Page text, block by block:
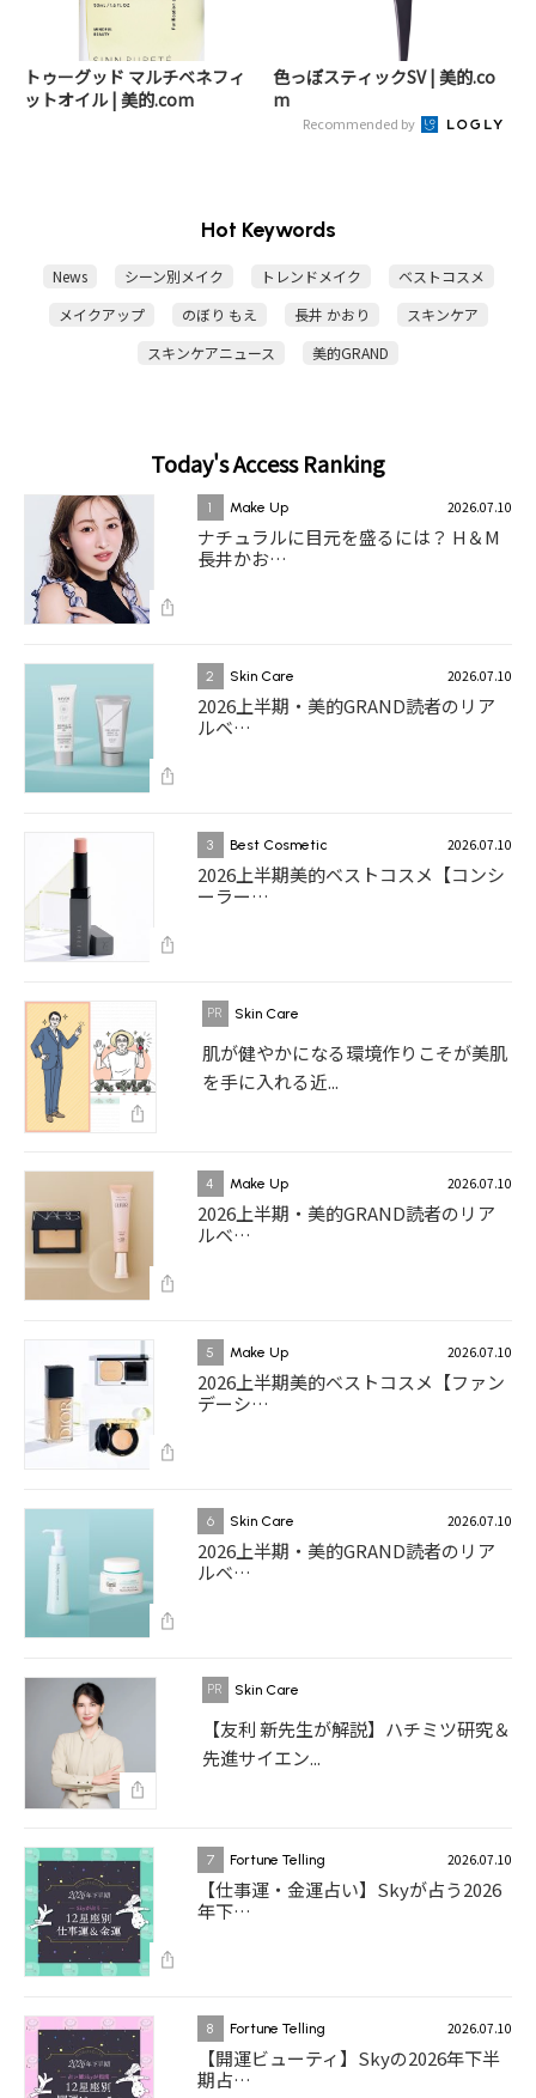
トゥーグッド マルチベネフィ
ットオイル | 美的.com
色っぽスティックSV | 美的.co
m
Recommended by
Hot Keywords
News シーン別メイク トレンドメイク
ベストコスメ
メイクアップ
のぼり もえ 長井 かおり
スキンケア
スキンケアニュース
美的GRAND
Today's Access Ranking
1 Make Up 2026.07.10
ナチュラルに目元を盛るには？ H＆M
長井かお…
2 Skin Care 2026.07.10
2026上半期・美的GRAND読者のリア
ルベ…
3 Best Cosmetic 2026.07.10
2026上半期美的ベストコスメ【コンシ
ーラー…
Skin Care
肌が健やかになる環境作りこそが美肌
を手に入れる近...
4 Make Up 2026.07.10
2026上半期・美的GRAND読者のリア
ルベ…
5 Make Up 2026.07.10
2026上半期美的ベストコスメ【ファン
デーシ…
6 Skin Care 2026.07.10
2026上半期・美的GRAND読者のリア
ルベ…
Skin Care
【友利 新先生が解説】ハチミツ研究＆
先進サイエン...
7 Fortune Telling 2026.07.10
【仕事運・金運占い】Skyが占う2026
年下…
8 Fortune Telling 2026.07.10
【開運ビューティ】Skyの2026年下半
期占…